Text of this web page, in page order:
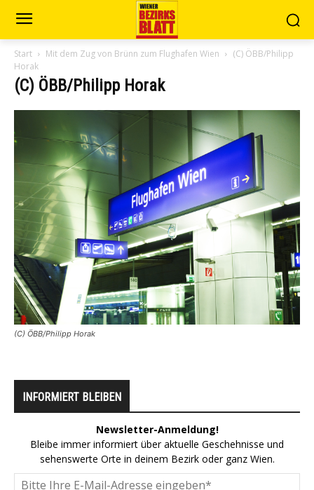
Start Mit dem Zug von Brünn zum Flughafen Wien
(C) ÖBB/Philipp
Horak
(C) ÖBB/Philipp Horak
(C) ÖBB/Philipp Horak
INFORMIERT BLEIBEN
Newsletter-Anmeldung!
Bleibe immer informiert über aktuelle Geschehnisse und
sehenswerte Orte in deinem Bezirk oder ganz Wien.